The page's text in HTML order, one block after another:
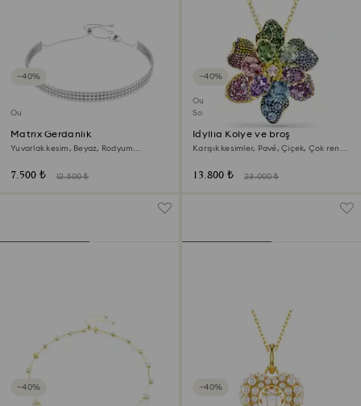
−40%
Outlet
Matrix Gerdanlık
Yuvarlak kesim, Beyaz, Rodyum
7.500 ₺ 12.500 ₺
−40%
Outlet
Son Şans
Idyllia Kolye ve broş
Karışık kesimler, Pavé, Çiçek, Çok renkli,
13.800 ₺ 23.000 ₺
−40% −40%